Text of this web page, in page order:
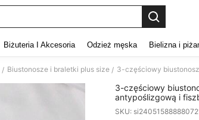
Biżuteria I Akcesoria Odzież męska Bielizna i
/ Biustonosze i braletki plus size /
3-częściowy
antypoślizgową i
SKU: